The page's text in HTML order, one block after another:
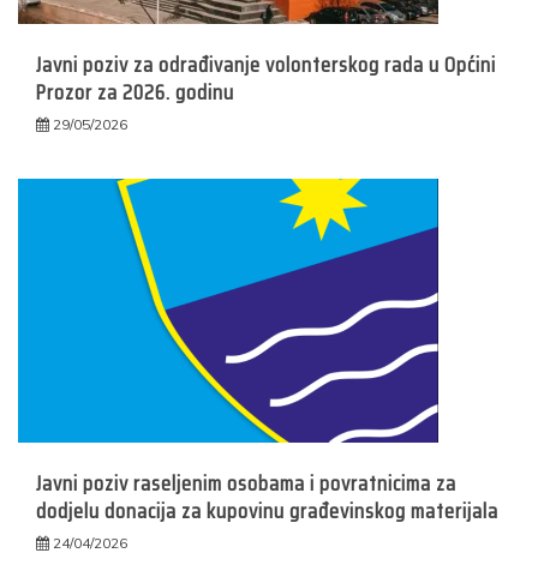
Javni poziv za odrađivanje volonterskog rada u Općini
Prozor za 2026. godinu
29/05/2026
Javni poziv raseljenim osobama i povratnicima za
dodjelu donacija za kupovinu građevinskog materijala
24/04/2026